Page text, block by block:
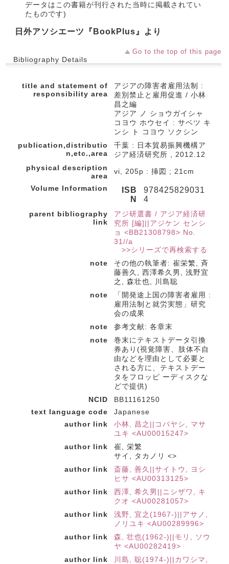
データはこの書籍が刊行された当時に掲載されてい
たものです)
日外アソシエーツ『BookPlus』より
Go to the top of this page
Bibliography Details
title and statement of
responsibility area
アジアの障害者雇用法制 :
差別禁止と雇用促進 / 小林
昌之編
アジア ノ ショウガイシャ
コヨウ ホウセイ : サベツ キ
ンシ ト コヨウ ソクシン
publication,distributio
n,etc.,area
千葉 : 日本貿易振興機構ア
ジア経済研究所 , 2012.12
physical description
area
vi, 205p : 挿図 ; 21cm
Volume Information
ISB
N
978425829031
4
parent bibliography
link
アジ研選書 / アジア経済研
究所 [編]||アジケン センシ
ョ <BB21308798> No.
31//a
>>シリーズで再検索する
note
その他の執筆者: 崔栄繁, 斉
藤善久, 西澤希久男, 浅野宜
之, 森壮也, 川島聡
note
「開発途上国の障害者雇用 :
雇用法制と就労実態」研究
会の成果
note
参考文献: 各章末
note
巻末にテキストデータ引換
券あり(視覚障害、肢体不自
由などを理由として必要と
される方に、テキストデー
タをフロッピ ーディスクな
どで提供)
NCID
BB11161250
text language code
Japanese
author link
小林, 昌之||コバヤシ, マサ
ユキ <AU00015247>
author link
崔, 栄繁
サイ, タカノリ <>
author link
斎藤, 善久||サイトウ, ヨシ
ヒサ <AU00313125>
author link
西澤, 希久男||ニシザワ, キ
クオ <AU00281057>
author link
浅野, 宜之(1967-)||アサノ,
ノリユキ <AU00289996>
author link
森, 壮也(1962-)||モリ, ソウ
ヤ <AU00282419>
author link
川島, 聡(1974-)||カワシマ,